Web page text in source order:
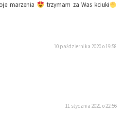
marzenia
trzymam za Was kciuki
10 października 2020 o 19:58
11 stycznia 2021 o 22:56